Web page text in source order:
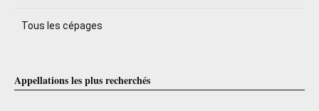
Tous les cépages
Appellations les plus recherchés